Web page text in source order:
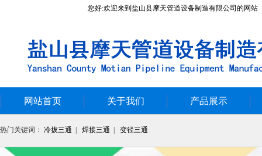
您好:欢迎来到盐山县摩天管道设备制造有限公司的网站
网站首页 关于我们 产品展示
热门关键词： 冷拔三通 焊接三通 变径三通